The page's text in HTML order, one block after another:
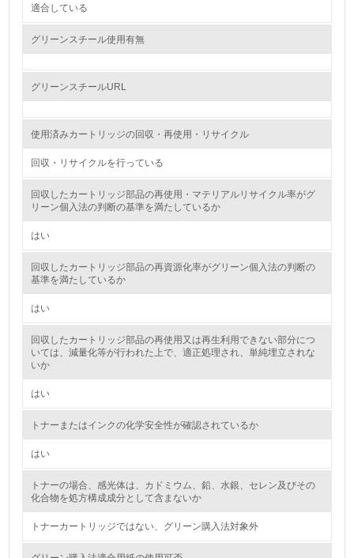
5.
かしている
6.
境対策を理解し、実践している
7.
環境活動に関する規格やプログラムを導入している
2.環境への取り組み
9.
適合している
グリーンスチール使用有無
グリーンスチールURL
使用済みカートリッジの回収・再使用・リサイクル
回収・リサイクルを行っている
回収したカートリッジ部品の再使用・マテリアルリサイクル率がグ
リーン個入法の判断の基準を満たしているか
はい
回収したカートリッジ部品の再資源化率がグリーン個入法の判断の
基準を満たしているか
はい
回収したカートリッジ部品の再使用又は再生利用できない部分につ
いては、減量化等が行われた上で、適正処理され、単純埋立されな
いか
はい
トナーまたはインクの化学安全性が確認されているか
はい
トナーの場合、感光体は、カドミウム、鉛、水銀、セレン及びその
化合物を処方構成成分として含まないか
トナーカートリッジではない、グリーン購入法対象外